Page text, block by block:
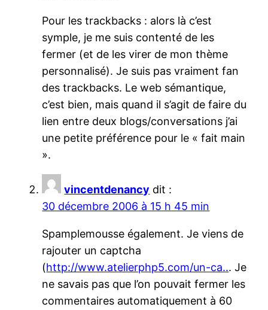
Pour les trackbacks : alors là c’est
symple, je me suis contenté de les
fermer (et de les virer de mon thème
personnalisé). Je suis pas vraiment fan
des trackbacks. Le web sémantique,
c’est bien, mais quand il s’agit de faire du
lien entre deux blogs/conversations j’ai
une petite préférence pour le « fait main
».
vincentdenancy dit :
30 décembre 2006 à 15 h 45 min
Spamplemousse également. Je viens de
rajouter un captcha
(http://www.atelierphp5.com/un-ca... Je
ne savais pas que l’on pouvait fermer les
commentaires automatiquement à 60